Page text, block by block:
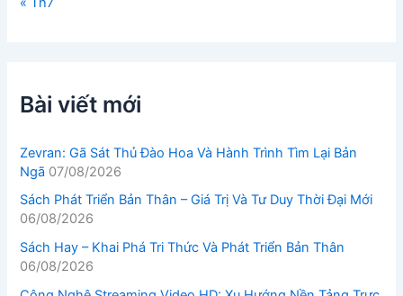
Bài viết mới
Zevran: Gã Sát Thủ Đào Hoa Và Hành Trình Tìm Lại Bản
Ngã 07/08/2026
Sách Phát Triển Bản Thân – Giá Trị Và Tư Duy Thời Đại Mới
06/08/2026
Sách Hay – Khai Phá Tri Thức Và Phát Triển Bản Thân
06/08/2026